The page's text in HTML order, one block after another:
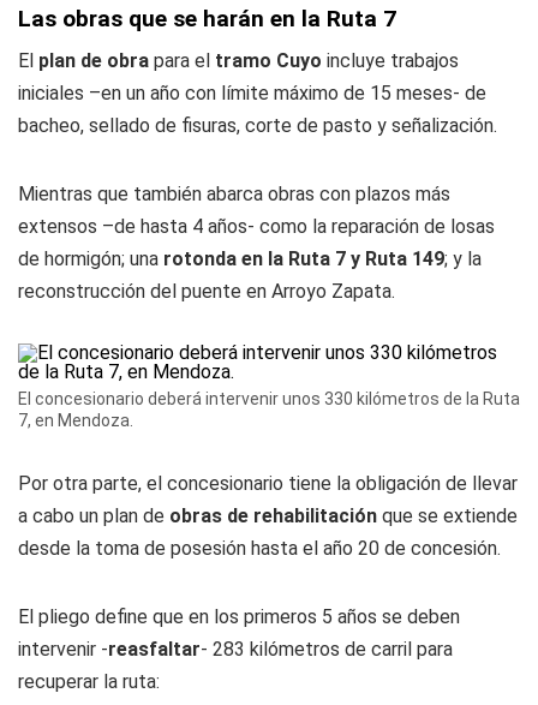
Las obras que se harán en la Ruta 7
El plan de obra para el tramo Cuyo incluye trabajos
iniciales –en un año con límite máximo de 15 meses- de
bacheo, sellado de fisuras, corte de pasto y señalización.
Mientras que también abarca obras con plazos más
extensos –de hasta 4 años- como la reparación de losas
de hormigón; una rotonda en la Ruta 7 y Ruta 149; y la
reconstrucción del puente en Arroyo Zapata.
El concesionario deberá intervenir unos 330 kilómetros de la Ruta
7, en Mendoza.
Por otra parte, el concesionario tiene la obligación de llevar
a cabo un plan de obras de rehabilitación que se extiende
desde la toma de posesión hasta el año 20 de concesión.
El pliego define que en los primeros 5 años se deben
intervenir -reasfaltar- 283 kilómetros de carril para
recuperar la ruta: